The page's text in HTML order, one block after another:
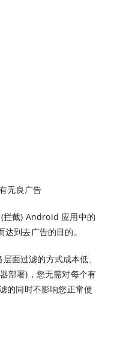
无良广告
拦截) Android 应用中的
到去广告的目的。
面过滤的方式成本低、
部署)，您无需对每个有
的同时不影响您正常使